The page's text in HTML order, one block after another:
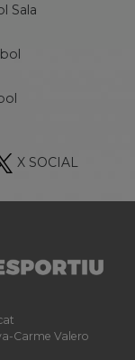
Sala
X SOCIAL
Carme Valero